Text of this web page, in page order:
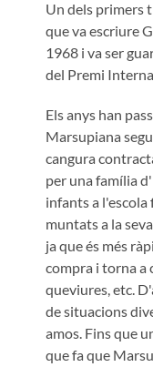
Un dels primers
que va escriure
1968 i va ser
del Premi
Els anys han
Marsupiana
cangura
per una família
infants a l'escola
muntats a la
ja que és més
compra i torna a
queviures, etc.
de situacions
amos. Fins que
que fa que